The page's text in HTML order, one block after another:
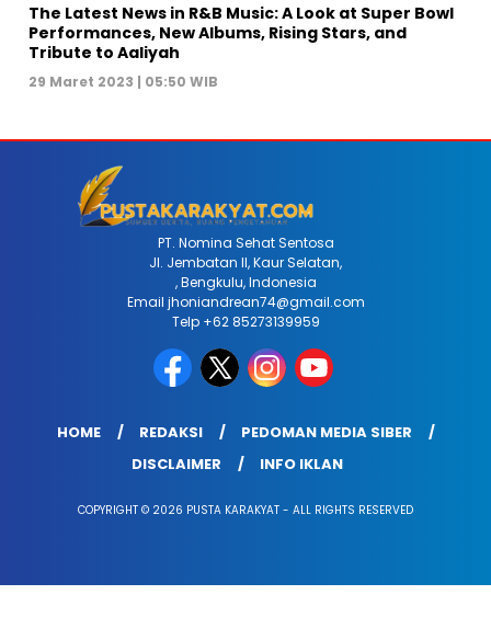
The Latest News in R&B Music: A Look at Super Bowl
Performances, New Albums, Rising Stars, and
Tribute to Aaliyah
29 Maret 2023 | 05:50 WIB
PT. Nomina Sehat Sentosa
Jl. Jembatan II, Kaur Selatan,
, Bengkulu, Indonesia
Email jhoniandrean74@gmail.com
Telp +62 85273139959
HOME REDAKSI
PEDOMAN MEDIA SIBER
DISCLAIMER
INFO IKLAN
COPYRIGHT © 2026 PUSTA KARAKYAT - ALL RIGHTS RESERVED